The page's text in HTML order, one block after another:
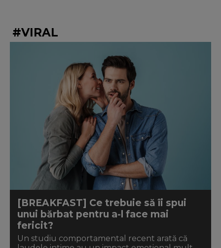
#VIRAL
[BREAKFAST] Ce trebuie să îi spui
unui bărbat pentru a-l face mai
fericit?
Un studiu comportamental recent arată că